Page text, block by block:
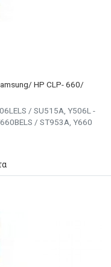
HP CLP- 660/
/ SU515A, Y506L -
/ ST953A, Y660